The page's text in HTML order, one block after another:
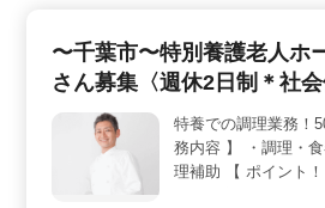
躍しやすい環境です。50代、60代の
験豊富な方々がそのスキルを活かし
ん、通勤手当の実費支給があり、
通勤の負担を軽減できます。
〜千葉市〜特別養護老人ホ
さん募集〈週休2日制＊社会
特養での調理業務！
務内容 】 ・調理・
理補助 【 ポイント